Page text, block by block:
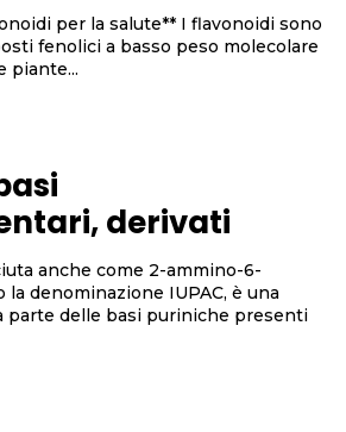
la salute** I flavonoidi sono
fenolici a basso peso molecolare
piante...
derivati
anche come 2-ammino-6-
denominazione IUPAC, è una
parte delle basi puriniche presenti